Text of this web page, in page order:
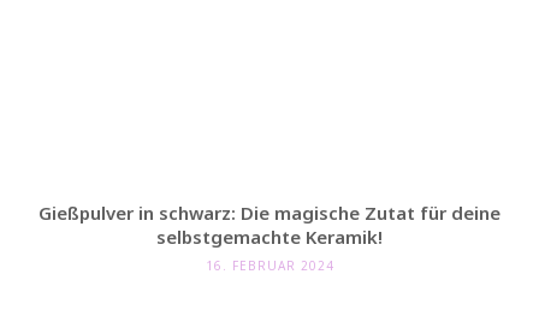
Gießpulver in schwarz: Die magische Zutat für deine
selbstgemachte Keramik!
16. FEBRUAR 2024